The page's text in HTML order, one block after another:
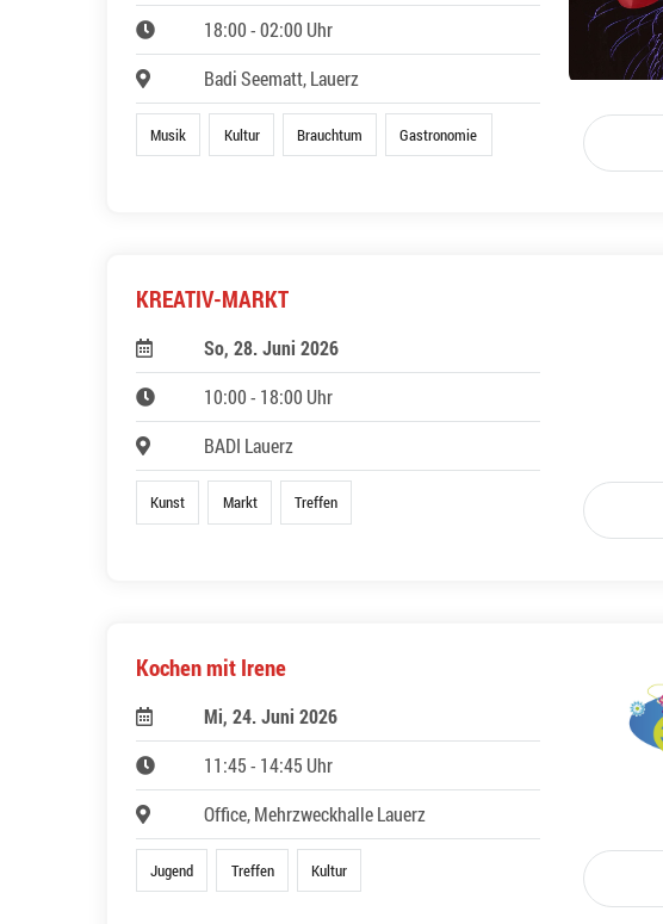
18:00 - 02:00 Uhr
Badi Seematt, Lauerz
Musik Kultur Brauchtum Gastronomie
KREATIV-MARKT
So, 28. Juni 2026
10:00 - 18:00 Uhr
BADI Lauerz
Kunst Markt Treffen
Kochen mit Irene
Mi, 24. Juni 2026
11:45 - 14:45 Uhr
Office, Mehrzweckhalle Lauerz
Jugend Treffen Kultur